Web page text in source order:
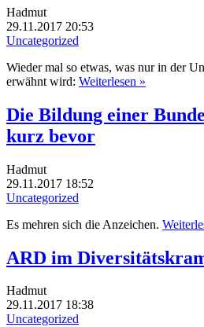
Hadmut
29.11.2017 20:53
Uncategorized
Wieder mal so etwas, was nur in der
erwähnt wird: Weiterlesen »
Die Bildung einer
kurz bevor
Hadmut
29.11.2017 18:52
Uncategorized
Es mehren sich die Anzeichen.
ARD im
Hadmut
29.11.2017 18:38
Uncategorized